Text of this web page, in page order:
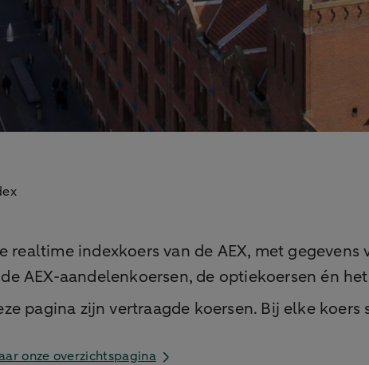
realtime indexkoers van de AEX, met
AEX-aandelenkoersen, de optiekoersen én
pagina zijn vertraagde koersen. Bij elke
onze overzichtspagina